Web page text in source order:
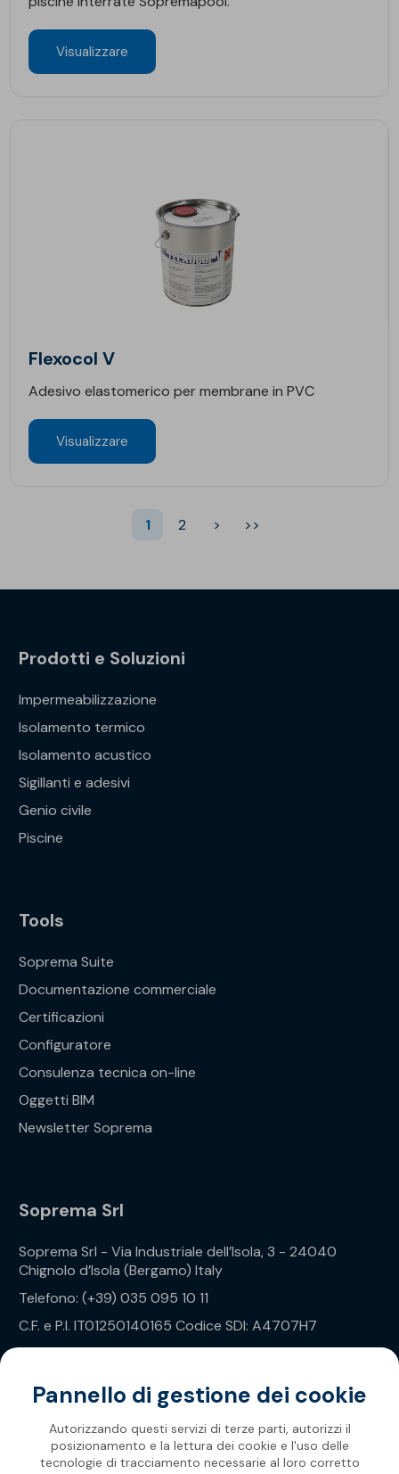
Visualizzare
Flexocol V
Adesivo elastomerico per membrane in PVC
Visualizzare
1 2 > >>
Prodotti e Soluzioni
Impermeabilizzazione
Isolamento termico
Isolamento acustico
Sigillanti e adesivi
Genio civile
Piscine
Tools
Soprema Suite
Documentazione commerciale
Certificazioni
Configuratore
Consulenza tecnica on-line
Oggetti BIM
Newsletter Soprema
Soprema Srl
Soprema Srl - Via Industriale dell’Isola, 3 - 24040
Chignolo d’Isola (Bergamo) Italy
Telefono: (+39) 035 095 10 11
C.F. e P.I. IT01250140165 Codice SDI: A4707H7
Privacy Policy
Pannello di gestione dei cookie
Autorizzando questi servizi di terze parti, autorizzi il
posizionamento e la lettura dei cookie e l'uso delle
tecnologie di tracciamento necessarie al loro corretto